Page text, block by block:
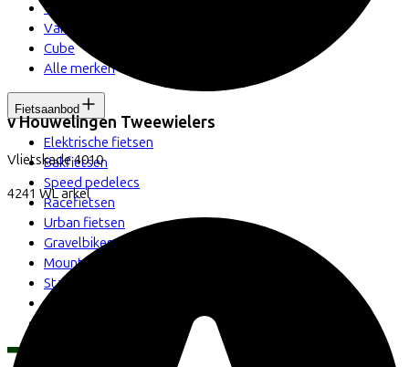
v Houwelingen Tweewielers
Vlietskade4010
4241 WLarkel
Veloretti
Van Raam
Cube
Alle merken
Fietsaanbod
Elektrische fietsen
Bakfietsen
Speed pedelecs
Racefietsen
Urban fietsen
Gravelbikes
Mountainbikes
Stadsfietsen
Aangepaste fietsen